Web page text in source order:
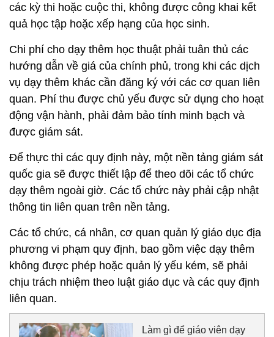
các kỳ thi hoặc cuộc thi, không được công khai kết
quả học tập hoặc xếp hạng của học sinh.
Chi phí cho dạy thêm học thuật phải tuân thủ các
hướng dẫn về giá của chính phủ, trong khi các dịch
vụ dạy thêm khác cần đăng ký với các cơ quan liên
quan. Phí thu được chủ yếu được sử dụng cho hoạt
động vận hành, phải đảm bảo tính minh bạch và
được giám sát.
Để thực thi các quy định này, một nền tảng giám sát
quốc gia sẽ được thiết lập để theo dõi các tổ chức
dạy thêm ngoài giờ. Các tổ chức này phải cập nhật
thông tin liên quan trên nền tảng.
Các tổ chức, cá nhân, cơ quan quản lý giáo dục địa
phương vi phạm quy định, bao gồm việc dạy thêm
không được phép hoặc quản lý yếu kém, sẽ phải
chịu trách nhiệm theo luật giáo dục và các quy định
liên quan.
Làm gì để giáo viên dạy